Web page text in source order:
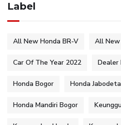
Label
All New Honda BR-V All New
Car Of The Year 2022 Dealer
Honda Bogor Honda
Honda Mandiri Bogor